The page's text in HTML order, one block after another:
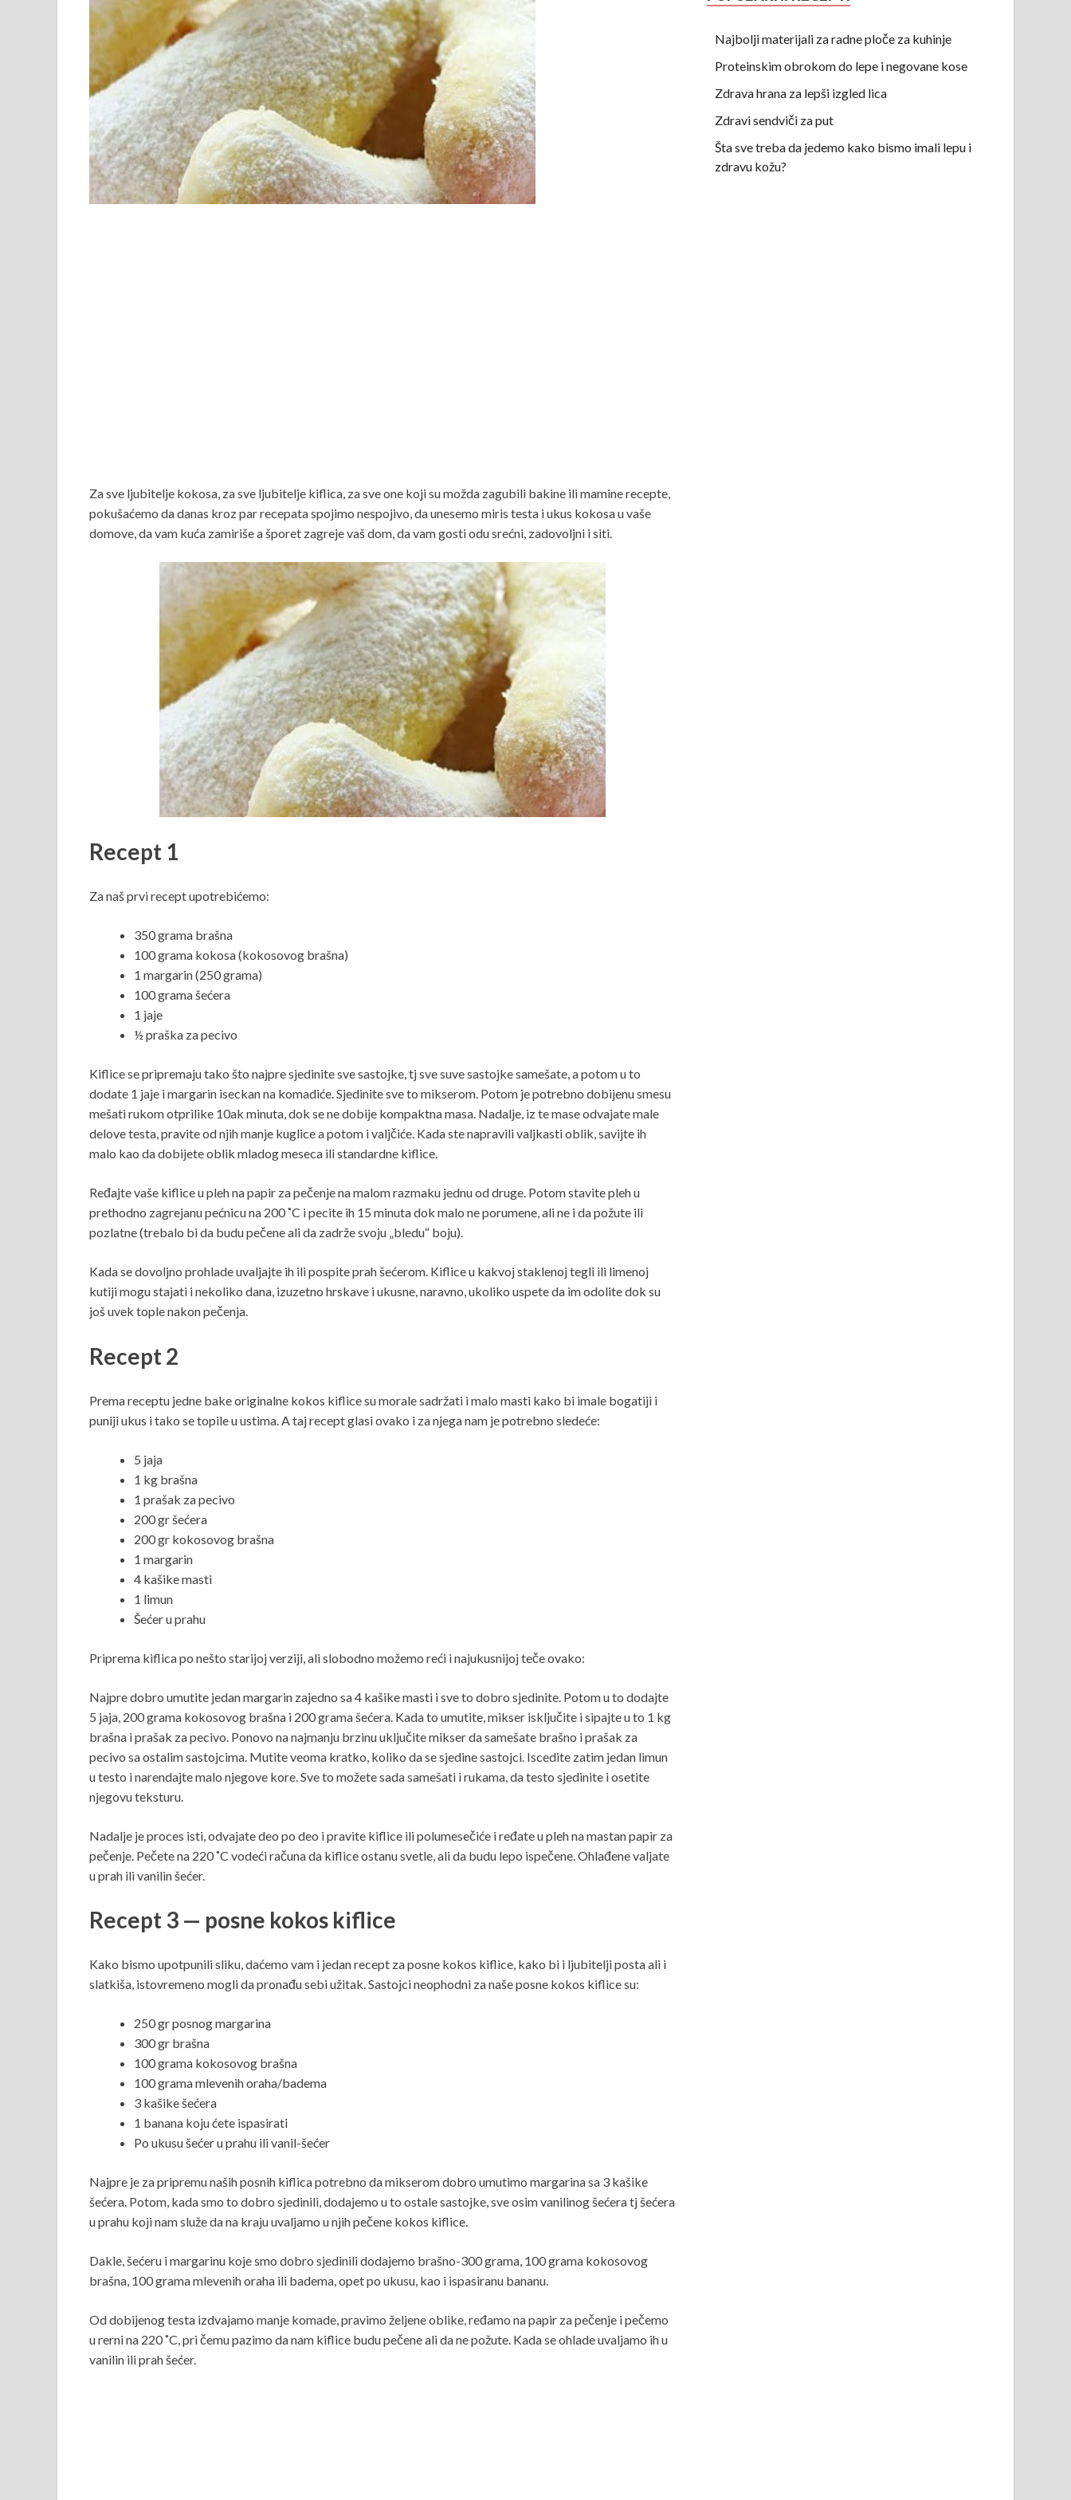
Za sve ljubitelje kokosa, za sve ljubitelje kiflica, za sve one koji su možda zagubili bakine ili mamine recepte,
pokušaćemo da danas kroz par recepata spojimo nespojivo, da unesemo miris testa i ukus kokosa u vaše
domove, da vam kuća zamiriše a šporet zagreje vaš dom, da vam gosti odu srećni, zadovoljni i siti.
Recept 1
Za naš prvi recept upotrebićemo:
350 grama brašna
100 grama kokosa (kokosovog brašna)
1 margarin (250 grama)
100 grama šećera
1 jaje
½ praška za pecivo
Kiflice se pripremaju tako što najpre sjedinite sve sastojke, tj sve suve sastojke samešate, a potom u to
dodate 1 jaje i margarin iseckan na komadiće. Sjedinite sve to mikserom. Potom je potrebno dobijenu smesu
mešati rukom otprilike 10ak minuta, dok se ne dobije kompaktna masa. Nadalje, iz te mase odvajate male
delove testa, pravite od njih manje kuglice a potom i valjčiće. Kada ste napravili valjkasti oblik, savijte ih
malo kao da dobijete oblik mladog meseca ili standardne kiflice.
Ređajte vaše kiflice u pleh na papir za pečenje na malom razmaku jednu od druge. Potom stavite pleh u
prethodno zagrejanu pećnicu na 200 ˚C i pecite ih 15 minuta dok malo ne porumene, ali ne i da požute ili
pozlatne (trebalo bi da budu pečene ali da zadrže svoju „bledu“ boju).
Kada se dovoljno prohlade uvaljajte ih ili pospite prah šećerom. Kiflice u kakvoj staklenoj tegli ili limenoj
kutiji mogu stajati i nekoliko dana, izuzetno hrskave i ukusne, naravno, ukoliko uspete da im odolite dok su
još uvek tople nakon pečenja.
Recept 2
Prema receptu jedne bake originalne kokos kiflice su morale sadržati i malo masti kako bi imale bogatiji i
puniji ukus i tako se topile u ustima. A taj recept glasi ovako i za njega nam je potrebno sledeće:
5 jaja
1 kg brašna
1 prašak za pecivo
200 gr šećera
200 gr kokosovog brašna
1 margarin
4 kašike masti
1 limun
Šećer u prahu
Priprema kiflica po nešto starijoj verziji, ali slobodno možemo reći i najukusnijoj teče ovako:
Najpre dobro umutite jedan margarin zajedno sa 4 kašike masti i sve to dobro sjedinite. Potom u to dodajte
5 jaja, 200 grama kokosovog brašna i 200 grama šećera. Kada to umutite, mikser isključite i sipajte u to 1 kg
brašna i prašak za pecivo. Ponovo na najmanju brzinu uključite mikser da samešate brašno i prašak za
pecivo sa ostalim sastojcima. Mutite veoma kratko, koliko da se sjedine sastojci. Iscedite zatim jedan limun
u testo i narendajte malo njegove kore. Sve to možete sada samešati i rukama, da testo sjedinite i osetite
njegovu teksturu.
Nadalje je proces isti, odvajate deo po deo i pravite kiflice ili polumesečiće i ređate u pleh na mastan papir za
pečenje. Pečete na 220 ˚C vodeći računa da kiflice ostanu svetle, ali da budu lepo ispečene. Ohlađene valjate
u prah ili vanilin šećer.
Recept 3 — posne kokos kiflice
Kako bismo upotpunili sliku, daćemo vam i jedan recept za posne kokos kiflice, kako bi i ljubitelji posta ali i
slatkiša, istovremeno mogli da pronađu sebi užitak. Sastojci neophodni za naše posne kokos kiflice su:
250 gr posnog margarina
300 gr brašna
100 grama kokosovog brašna
100 grama mlevenih oraha/badema
3 kašike šećera
1 banana koju ćete ispasirati
Po ukusu šećer u prahu ili vanil-šećer
Najpre je za pripremu naših posnih kiflica potrebno da mikserom dobro umutimo margarina sa 3 kašike
šećera. Potom, kada smo to dobro sjedinili, dodajemo u to ostale sastojke, sve osim vanilinog šećera tj šećera
u prahu koji nam služe da na kraju uvaljamo u njih pečene kokos kiflice.
Dakle, šećeru i margarinu koje smo dobro sjedinili dodajemo brašno-300 grama, 100 grama kokosovog
brašna, 100 grama mlevenih oraha ili badema, opet po ukusu, kao i ispasiranu bananu.
Od dobijenog testa izdvajamo manje komade, pravimo željene oblike, ređamo na papir za pečenje i pečemo
u rerni na 220 ˚C, pri čemu pazimo da nam kiflice budu pečene ali da ne požute. Kada se ohlade uvaljamo ih u
vanilin ili prah šećer.
Najbolji materijali za radne ploče za kuhinje
Proteinskim obrokom do lepe i negovane kose
Zdrava hrana za lepši izgled lica
Zdravi sendviči za put
Šta sve treba da jedemo kako bismo imali lepu i
zdravu kožu?